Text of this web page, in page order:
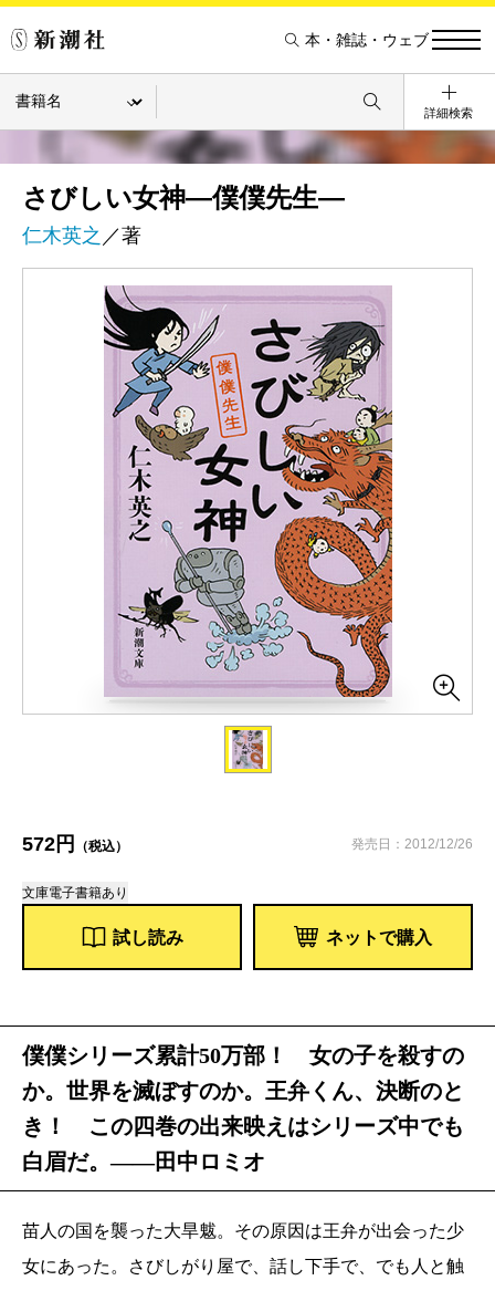
本・雑誌・ウェブ
詳細検索
さびしい女神―僕僕先生―
仁木英之 ／著
572円 （税込） 発売日：2012/12/26
文庫電子書籍あり
試し読み ネットで購入
僕僕シリーズ累計50万部！ 女の子を殺すの
か。世界を滅ぼすのか。王弁くん、決断のと
き！ この四巻の出来映えはシリーズ中でも
白眉だ。――田中ロミオ
苗人の国を襲った大旱魃。その原因は王弁が出会った少
女にあった。さびしがり屋で、話し下手で、でも人と触